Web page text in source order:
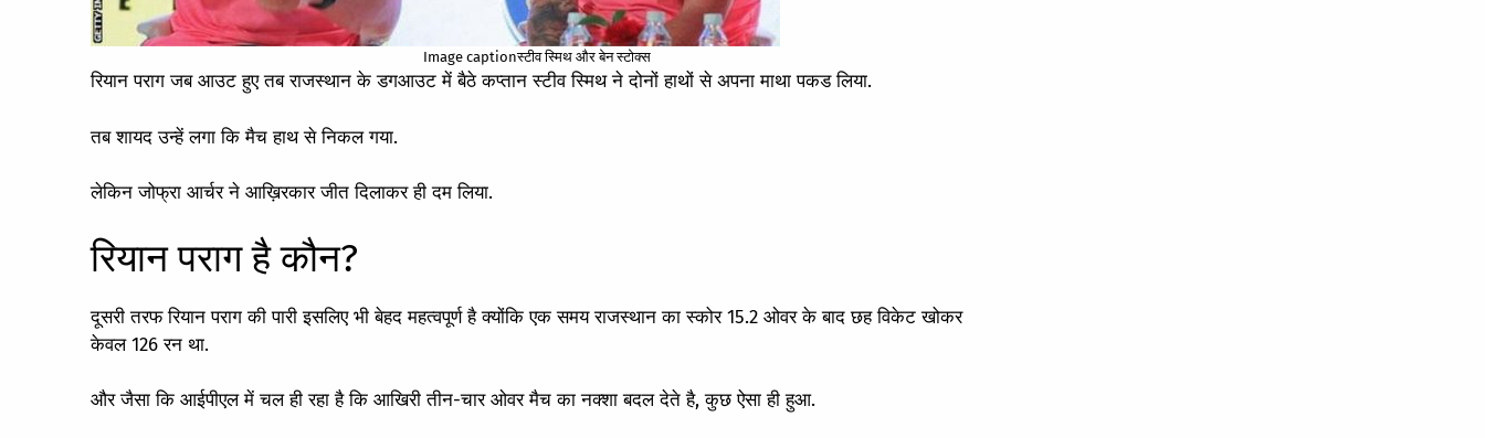
Image captionस्टीव स्मिथ और बेन स्टोक्स
रियान पराग जब आउट हुए तब राजस्थान के डगआउट में बैठे कप्तान स्टीव स्मिथ ने दोनों हाथों से अपना माथा पकड लिया.
तब शायद उन्हें लगा कि मैच हाथ से निकल गया.
लेकिन जोफ्रा आर्चर ने आख़िरकार जीत दिलाकर ही दम लिया.
रियान पराग है कौन?
दूसरी तरफ रियान पराग की पारी इसलिए भी बेहद महत्वपूर्ण है क्योंकि एक समय राजस्थान का स्कोर 15.2 ओवर के बाद छह विकेट खोकर
केवल 126 रन था.
और जैसा कि आईपीएल में चल ही रहा है कि आखिरी तीन-चार ओवर मैच का नक्शा बदल देते है, कुछ ऐसा ही हुआ.